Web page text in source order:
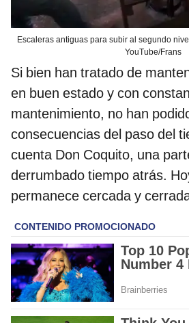
Escaleras antiguas para subir al segundo
YouTube/Frans
Si bien han tratado de
en buen estado y con
mantenimiento, no han
consecuencias del paso del
cuenta Don Coquito, una
derrumbado tiempo atrás.
permanece cercada y